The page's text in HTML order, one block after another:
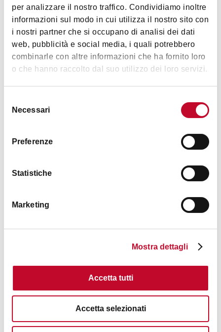
per analizzare il nostro traffico. Condividiamo inoltre
informazioni sul modo in cui utilizza il nostro sito con
i nostri partner che si occupano di analisi dei dati
web, pubblicità e social media, i quali potrebbero
combinarle con altre informazioni che ha fornito loro
o che hanno raccolto dal suo utilizzo dei loro servizi.
delNecessari
Preferenze
Statistiche
Marketing
Mostra dettagli
Accetta tutti
Accetta selezionati
生活方式
8:00）
周六晚仅温泉开放21:00-1:00
周日、节假日10:00-20:30（健身房19:30关闭）
20:30）
1月6日、复活节周日和周一、4月25日、5月1日、6月2
日、11月1日、12月8日
显示更多
联系方式